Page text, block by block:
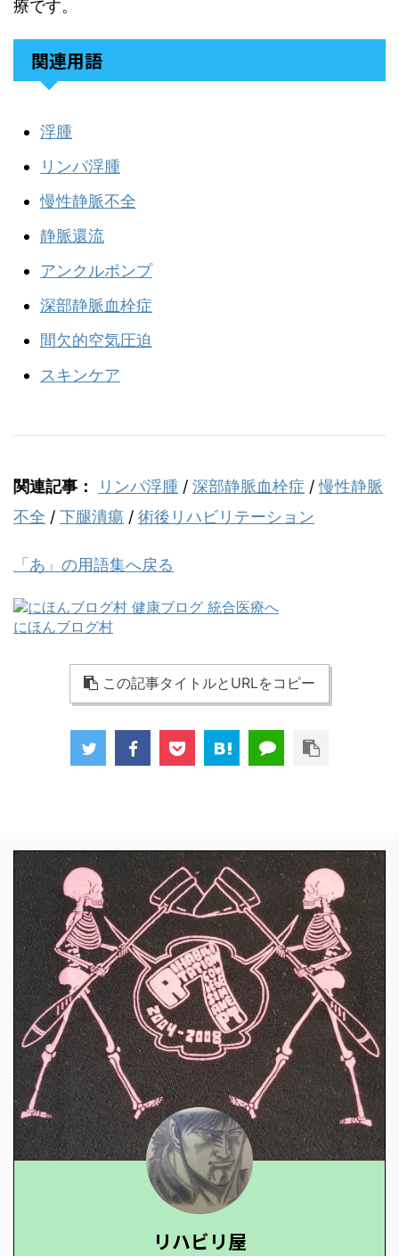
療です。
関連用語
浮腫
リンパ浮腫
慢性静脈不全
静脈還流
アンクルポンプ
深部静脈血栓症
間欠的空気圧迫
スキンケア
関連記事： リンパ浮腫 / 深部静脈血栓症 /慢性静脈
不全 / 下腿潰瘍 / 術後リハビリテーション
「あ」の用語集へ戻る
にほんブログ村
この記事タイトルとURLをコピー
リハビリ屋